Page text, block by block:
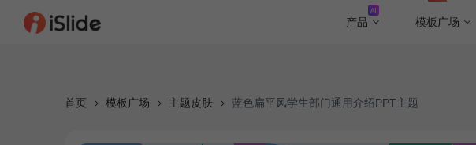
产品 模板广场
首页 模板广场 主题皮肤 蓝色扁平风学生部门通用介绍PPT主题